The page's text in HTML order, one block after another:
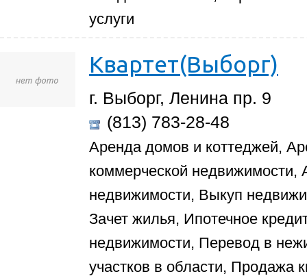
услуги
Квартет(Выборг)
г. Выборг, Ленина пр. 9
(813) 783-28-48
Аренда домов и коттеджей,
коммерческой
недвижимости, Выкуп
Зачет жилья, Ипотечное
недвижимости, Перевод в
участков в области, Продажа